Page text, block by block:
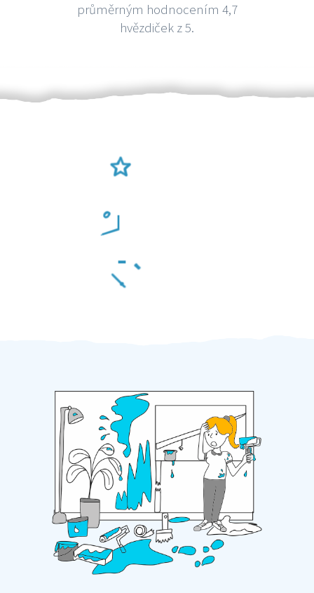
průměrným hodnocením 4,7
hvězdiček z 5.